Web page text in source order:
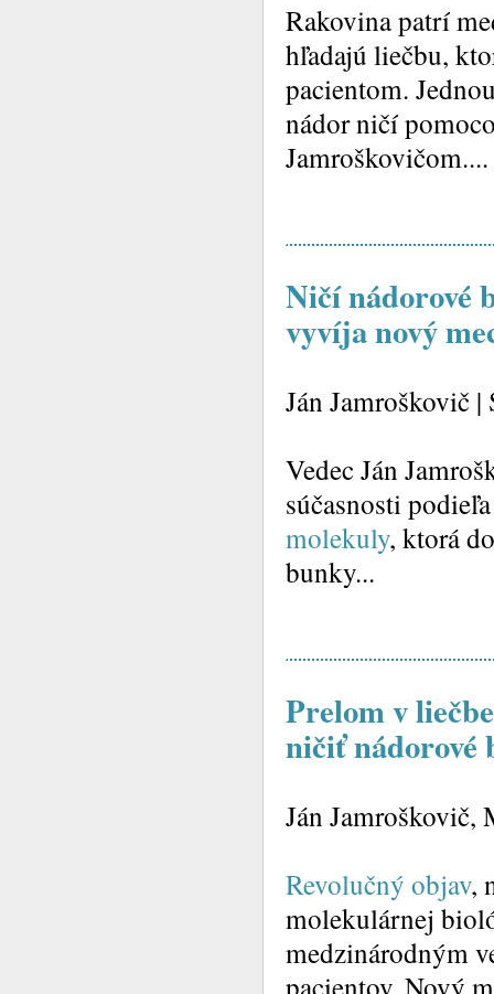
Rakovina patrí
hľadajú liečbu,
pacientom.
nádor ničí
Jamroškovičom....
Ničí nádorové
vyvíja nový
Ján Jamroškovič
Vedec Ján
súčasnosti
molekuly, ktorá
bunky...
Prelom v
ničiť nádorové
Ján Jamroškovič,
Revolučný objav,
molekulárnej
medzinárodným
pacientov. Nový